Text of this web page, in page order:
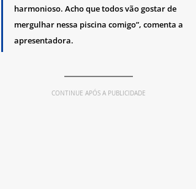
harmonioso. Acho que todos vão gostar de
mergulhar nessa piscina comigo”, comenta a
apresentadora.
CONTINUE APÓS A PUBLICIDADE